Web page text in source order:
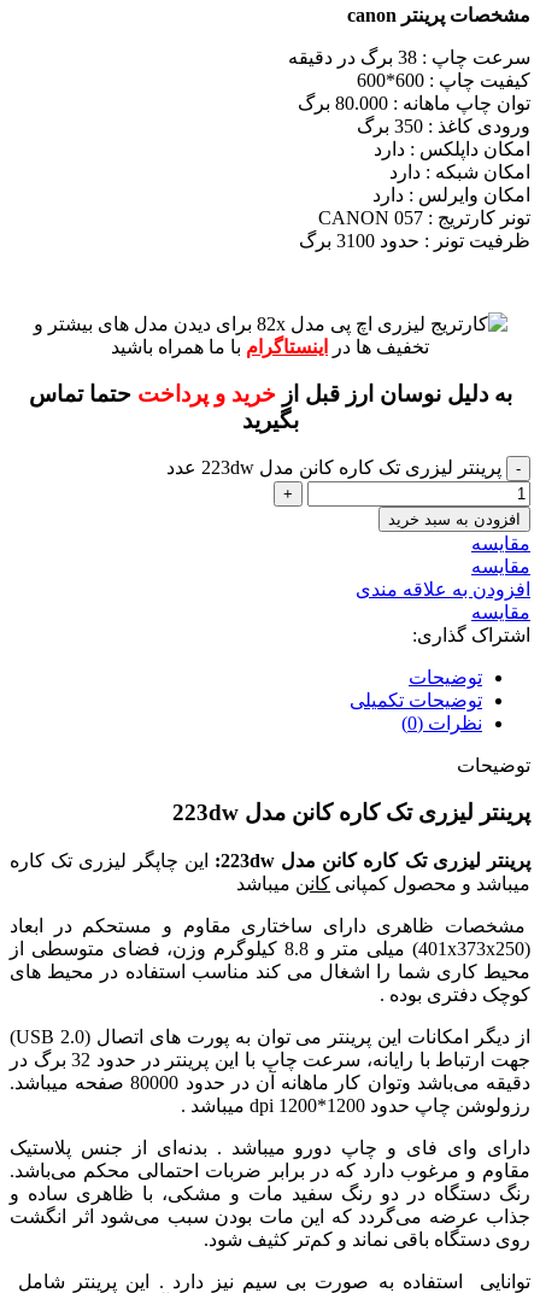
مشخصات پرینتر canon
سرعت چاپ : 38 برگ در دقیقه
کیفیت چاپ : 600*600
توان چاپ ماهانه : 80.000 برگ
ورودی کاغذ : 350 برگ
امکان داپلکس : دارد
امکان شبکه : دارد
امکان وایرلس : دارد
تونر کارتریج : CANON 057
ظرفیت تونر : حدود 3100 برگ
برای دیدن مدل های بیشتر و
تخفیف ها در
اینستاگرام با ما همراه باشید
به دلیل نوسان ارز قبل از خرید و پرداختحتما تماس
بگیرید
پرینتر لیزری تک کاره کانن مدل 223dw عدد
افزودن به سبد خرید
مقايسه
مقایسه
افزودن به علاقه مندی
مقایسه
اشتراک گذاری:
توضیحات
توضیحات تکمیلی
نظرات (0)
توضیحات
پرینتر لیزری تک کاره کانن مدل 223dw
پرینتر لیزری تک کاره کانن مدل 223dw:
این چاپگر لیزری تک کاره
میباشد و محصول کمپانی کانن میباشد
مشخصات ظاهری دارای ساختاری مقاوم و مستحکم در ابعاد
(401x373x250) میلی متر و 8.8 کیلوگرم وزن، فضای متوسطی از
محیط کاری شما را اشغال می کند مناسب استفاده در محیط های
کوچک دفتری بوده .
از دیگر امکانات این پرینتر می توان به پورت های اتصال (USB 2.0)
جهت ارتباط با رایانه، سرعت چاپ با این پرینتر در حدود 32 برگ در
دقیقه می‌باشد وتوان کار ماهانه آن در حدود 80000 صفحه میباشد.
رزولوشن چاپ حدود 1200*1200 dpi میباشد .
دارای وای فای و چاپ دورو میباشد . بدنه‌ای از جنس پلاستیک
مقاوم و مرغوب دارد که در برابر ضربات احتمالی محکم می‌باشد.
رنگ دستگاه در دو رنگ سفید مات و مشکی، با ظاهری ساده و
جذاب عرضه می‌گردد که این مات بودن سبب می‌شود اثر انگشت
روی دستگاه باقی نماند و کم‌تر کثیف شود.
توانایی استفاده به صورت بی سیم نیز دارد . این پرینتر شامل